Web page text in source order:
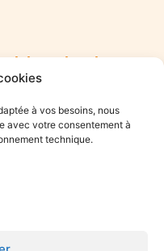
à vos besoins, nous
avec votre consentement à
technique.
du mieux-
? Rejoignez le collectif